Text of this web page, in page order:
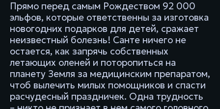
Прямо перед самым Рождеством 92 000
эльфов, которые ответственны за изготовка
новогодних подарков для детей, сражает
неизвестный болезнь! Санте ничего не
остается, как запрячь собственных
летающих оленей и поторопиться на
планету Земля за медицинским препаратом,
чтоб вылечить милых помощников и спасти
расчудесный праздничек. Одна трудность